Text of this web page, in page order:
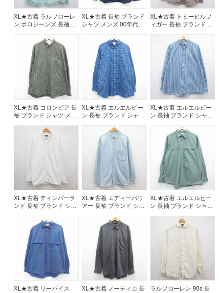
XL★古着 ラルフローレ
ン ポロジーンズ 長袖 ブ
リーン ストライプ
26aug07
XL★古着 長袖 ブランド
シャツ メンズ 00年代
トン ボタンダウン ネイ
ビー 26aug06
XL★古着 トミーヒルフ
ィガー 長袖 ブランド シ
ワンポイントロゴ 大き
いサイズ コットン ボタ
ンダウン ブラウン チェ
ック 26aug07
XL★古着 コロンビア 長
袖 ブランド シャツ メン
ボタンダウン カーキ チ
ェック 26aug07
XL★古着 エルエルビー
ン 長袖 ブランド シャツ
いサイズ ロング丈 コッ
トン ボタンダウン ブル
ー チェック 26aug07
XL★古着 エルエルビー
ン 長袖 ブランド シャツ
いサイズ コットン ボタ
ンダウン ブルー ストラ
イプ 26aug07
XL★古着 ティンバーラ
ンド 長袖 ブランド シャ
ロゴ オックスフォード
コットン ボタンダウン
ホワイト 26aug07
XL★古着 エディーバウ
アー 長袖 ブランド シャ
きいサイズ ロング丈 コ
ットン ボタンダウン ラ
イトブルー デニム
26aug07
XL★古着 エルエルビー
ン 長袖 ブランド シャツ
トン カーキ 26aug07
XL★古着 リーバイス
XL★古着 ノーティカ 長
ラルフローレン 90s 長